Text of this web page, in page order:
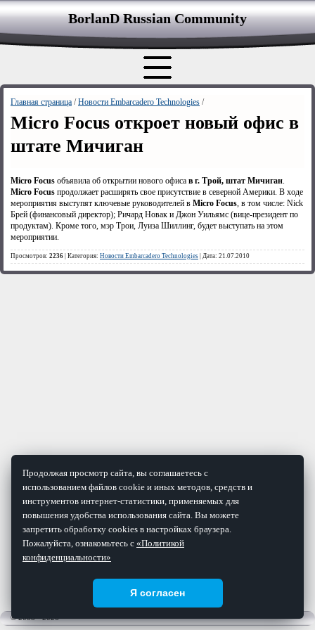
BorlanD Russian Сommunity
Главная страница /Новости Embarcadero Technologies /
Micro Focus откроет новый офис в
штате Мичиган
Micro Focus объявила об открытии нового офиса в г. Трой, штат Мичиган.
Micro Focus продолжает расширять свое присутствие в северной Америки. В ходе
мероприятия выступят ключевые руководителей в Micro Focus, в том числе: Nick
Брей (финансовый директор); Ричард Новак и Джон Уильямс (вице-президент по
продуктам). Кроме того, мэр Трои, Луиза Шиллинг, будет выступать на этом
мероприятии.
Просмотров: 2236 | Категория: Новости Embarcadero Technologies | Дата: 21.07.2010
© 2008 - 2026
Продолжая просмотр сайта, вы соглашаетесь с
использованием файлов cookie и иных методов, средств и
инструментов интернет-статистики, применяемых для
повышения удобства использования сайта. Вы можете
запретить обработку cookies в настройках браузера.
Пожалуйста, ознакомьтесь с «Политикой
конфиденциальности»
Я согласен